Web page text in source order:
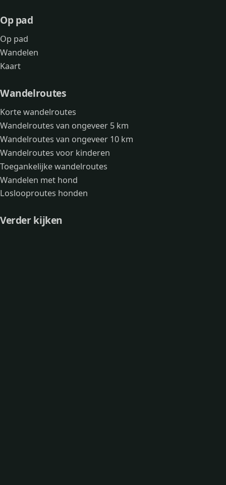
Op pad
Op pad
Wandelen
Kaart
Wandelroutes
Korte wandelroutes
Wandelroutes van ongeveer 5 km
Wandelroutes van ongeveer 10 km
Wandelroutes voor kinderen
Toegankelijke wandelroutes
Wandelen met hond
Loslooproutes honden
Verder kijken